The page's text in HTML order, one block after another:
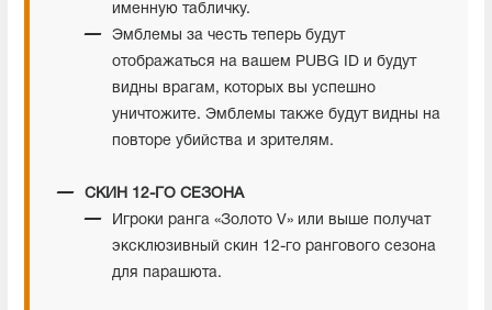
именную табличку.
Эмблемы за честь теперь будут
отображаться на вашем PUBG ID и будут
видны врагам, которых вы успешно
уничтожите. Эмблемы также будут видны на
повторе убийства и зрителям.
СКИН 12-ГО СЕЗОНА
Игроки ранга «Золото V» или выше получат
эксклюзивный скин 12-го рангового сезона
для парашюта.